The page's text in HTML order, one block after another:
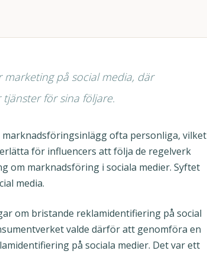
på social media, där
för sina följare.
ofta personliga, vilket
för influencers att följa de regelverk
om marknadsföring i sociala medier. Syftet
media.
om bristande reklamidentifiering på social
valde därför att genomföra en
på sociala medier. Det var ett